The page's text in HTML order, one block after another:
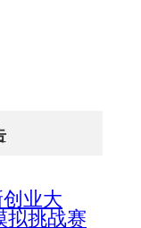
业大
拟挑战赛